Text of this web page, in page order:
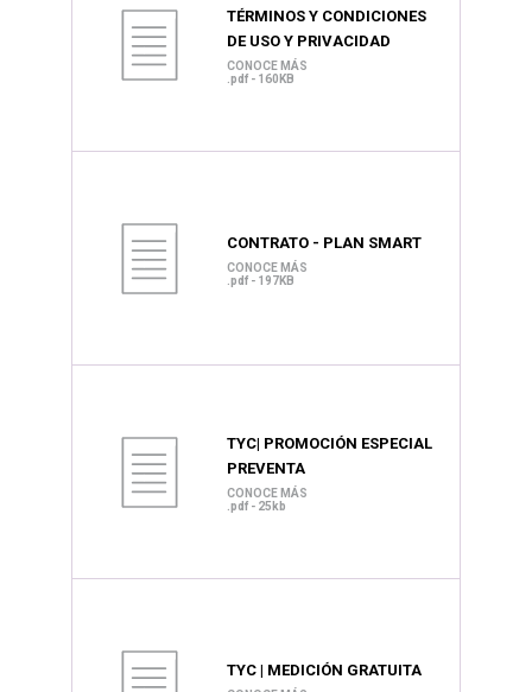
TÉRMINOS Y CONDICIONES
DE USO Y PRIVACIDAD
CONOCE MÁS
.pdf - 160KB
CONTRATO - PLAN SMART
CONOCE MÁS
.pdf - 197KB
TYC| PROMOCIÓN ESPECIAL
PREVENTA
CONOCE MÁS
.pdf - 25kb
TYC | MEDICIÓN GRATUITA